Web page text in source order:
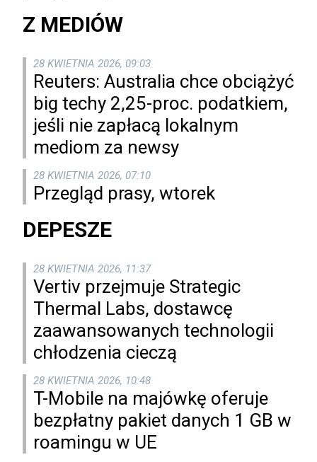
Z MEDIÓW
28 KWIETNIA 2026, 09:03
Reuters: Australia chce obciążyć
big techy 2,25-proc. podatkiem,
jeśli nie zapłacą lokalnym
mediom za newsy
28 KWIETNIA 2026, 07:10
Przegląd prasy, wtorek
DEPESZE
28 KWIETNIA 2026, 11:37
Vertiv przejmuje Strategic
Thermal Labs, dostawcę
zaawansowanych technologii
chłodzenia cieczą
28 KWIETNIA 2026, 10:48
T-Mobile na majówkę oferuje
bezpłatny pakiet danych 1 GB w
roamingu w UE